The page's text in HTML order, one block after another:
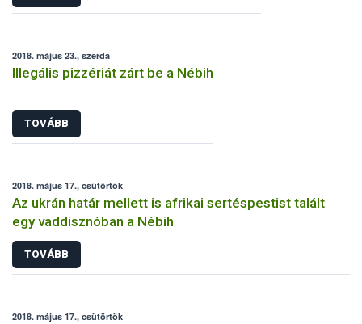
2018. május 23., szerda
Illegális pizzériát zárt be a Nébih
TOVÁBB
2018. május 17., csütörtök
Az ukrán határ mellett is afrikai sertéspestist talált
egy vaddisznóban a Nébih
TOVÁBB
2018. május 17., csütörtök